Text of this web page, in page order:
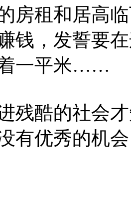
房租和居高
钱，发誓要
一平米……
酷的社会才
有优秀的机